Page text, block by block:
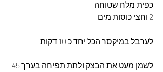
כפית מלח שטוחה
2 וחצי כוסות מים
לערבל במיקסר הכל יחד כ 10 דקות